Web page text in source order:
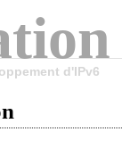
d'IPv6